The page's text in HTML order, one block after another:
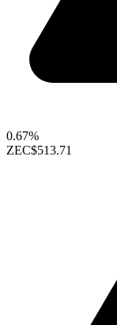
0.67%
ZEC$513.71